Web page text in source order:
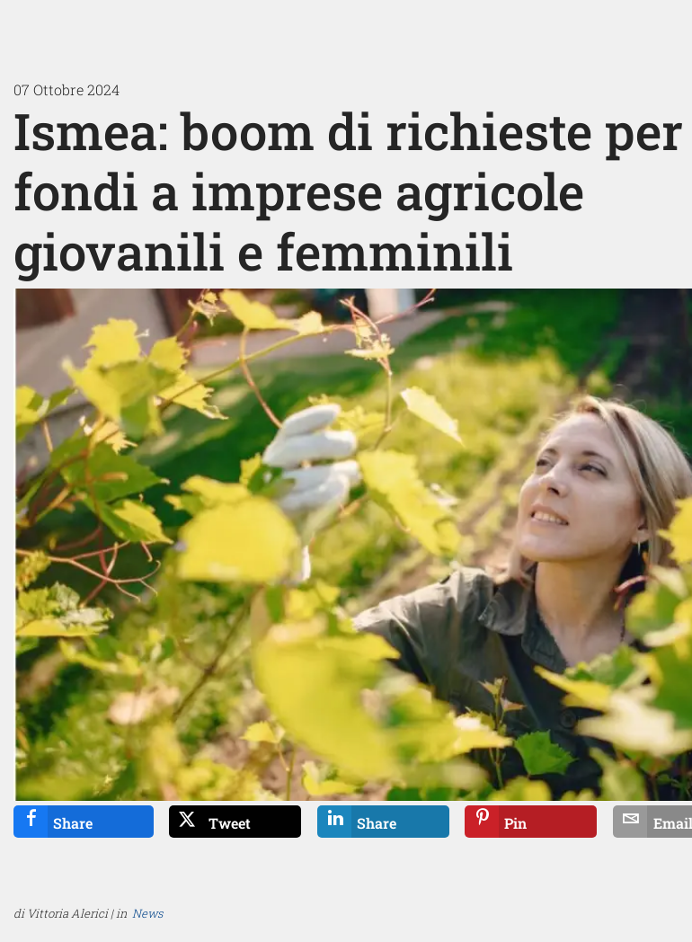
07 Ottobre 2024
Ismea: boom di richieste
fondi a imprese agricole
giovanili e femminili
Share Tweet Share Pin Email
di Vittoria Alerici | in News